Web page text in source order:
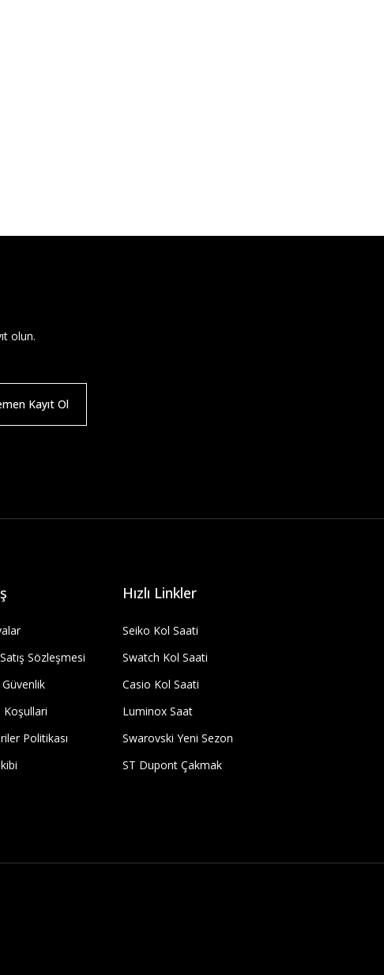
olun.
Kayıt Ol
Sözleşmesi
Koşullari
Politikası
Hızlı Linkler
Seiko Kol Saati
Swatch Kol Saati
Casio Kol Saati
Luminox Saat
Swarovski Yeni Sezon
ST Dupont Çakmak